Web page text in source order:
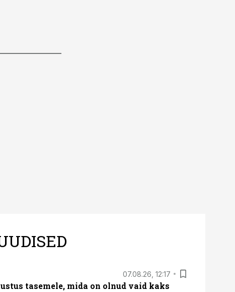
07.08.26, 12:17
tasemele, mida on olnud vaid kaks